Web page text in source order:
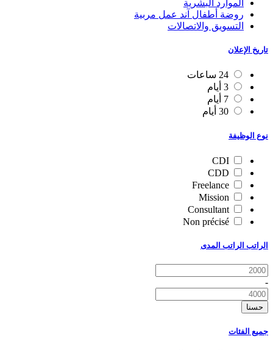
الموارد البشرية
روضة أطفال آند عمل مربية
التسويق والاتصالات
تاريخ الإعلان
24 ساعات
3 أيام
7 أيام
30 أيام
نوع الوظيفة
CDI
CDD
Freelance
Mission
Consultant
Non précisé
الراتب الراتب المدى
-
حسنا
جميع الفئات